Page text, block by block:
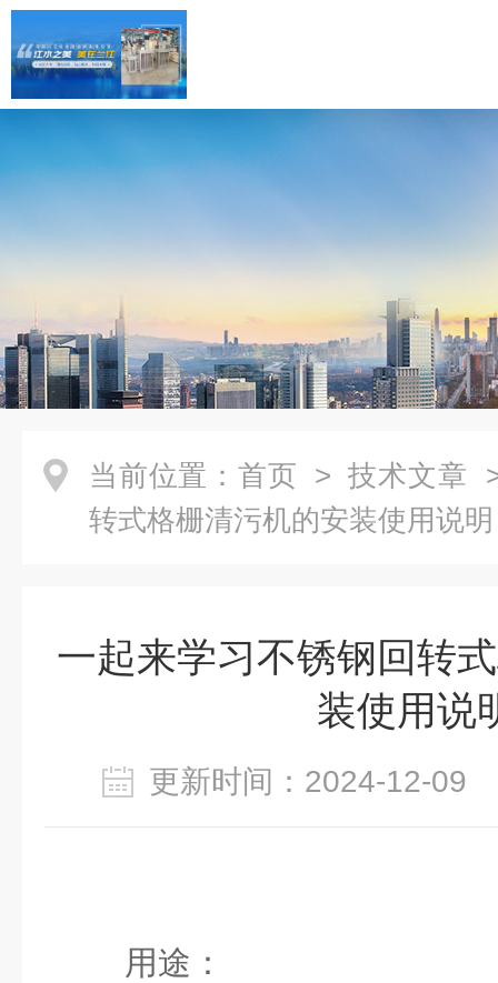
当前位置： 首页 > 技术文章
转式格栅清污机的安装使用说明
一起来学习不锈钢回转
装使用说
更新时间：2024-12-
用途：